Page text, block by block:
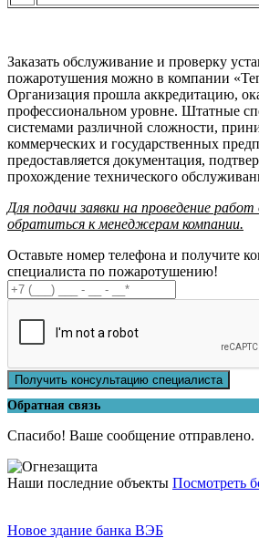
Заказать обслуживание и проверку
пожаротушения можно в компании
Организация прошла аккредитацию,
профессиональном уровне. Штатные
системами различной сложности,
коммерческих и государственных
предоставляется документация,
прохождение технического
Для подачи заявки на проведение
обратиться к менеджерам компании.
Оставьте номер телефона и получите
специалиста по пожаротушению!
Получить консультацию специалиста
Обратная связь
Спасибо! Ваше сообщение отправлено.
Наши последние объекты Посмотреть
Новое здание банка ВЭБ